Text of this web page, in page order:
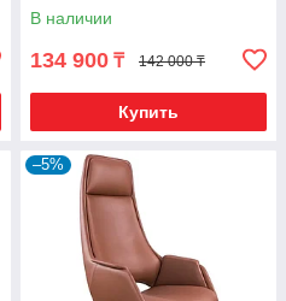
В наличии
134 900 ₸ 142 000 ₸
Купить
–5%